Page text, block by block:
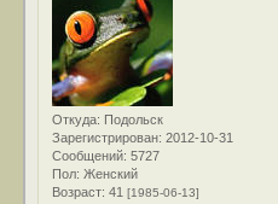
Откуда: Подольск
Зарегистрирован: 2012-10-31
Сообщений: 5727
Пол: Женский
Возраст: 41[1985-06-13]